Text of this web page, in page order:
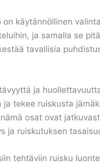
käytännöllinen
ja samalla se
tavallisia
ja
tekee ruiskusta
osat ovat
ja ruiskutuksen
tehtäviin ruisku